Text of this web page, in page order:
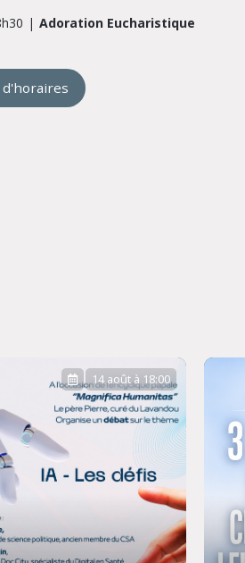
Adoration Eucharistique
d'horaires
14 août à 18:00